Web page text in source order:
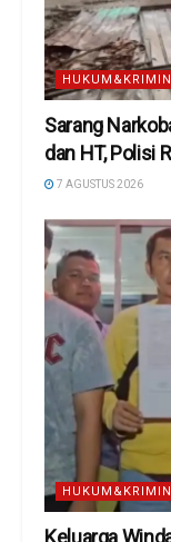
Sarang
dan HT, Polisi
7 AGUSTUS 2026
Keluarga